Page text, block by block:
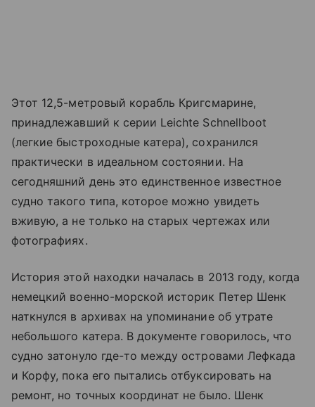
Этот 12,5-метровый корабль Кригсмарине,
принадлежавший к серии Leichte Schnellboot
(легкие быстроходные катера), сохранился
практически в идеальном состоянии. На
сегодняшний день это единственное известное
судно такого типа, которое можно увидеть
вживую, а не только на старых чертежах или
фотографиях.
История этой находки началась в 2013 году, когда
немецкий военно-морской историк Петер Шенк
наткнулся в архивах на упоминание об утрате
небольшого катера. В документе говорилось, что
судно затонуло где-то между островами Лефкада
и Корфу, пока его пытались отбуксировать на
ремонт, но точных координат не было. Шенк